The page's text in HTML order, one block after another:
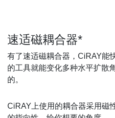
速适磁耦合器*
有了速适磁耦合器，CiRAY能
的工具就能变化多种水平扩散
的。
CiRAY上使用的耦合器采用磁